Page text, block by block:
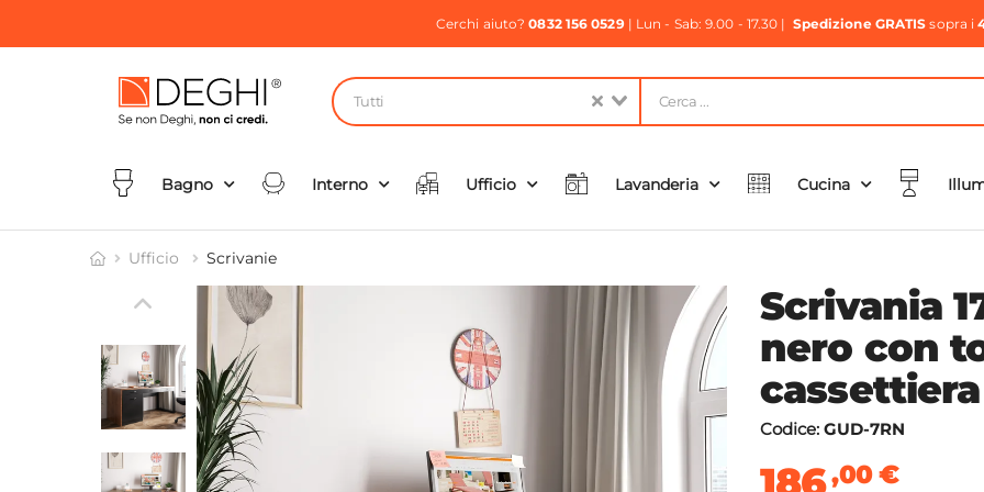
Cerchi aiuto?0832 156 0529| Lun - Sab: 9.00 - 17.30 | Spedizione GRATIS sopra i
Tutti
Bagno Interno Ufficio Lavanderia Cucina
Ufficio Scrivanie
Scrivania
nero con
Codice: GUD-7RN
,00€